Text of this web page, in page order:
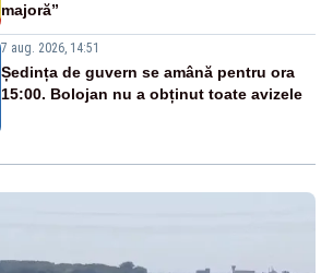
majoră”
7 aug. 2026, 14:51
Ședința de guvern se amână pentru ora
15:00. Bolojan nu a obținut toate avizele